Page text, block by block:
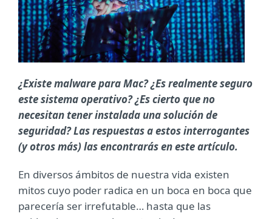
¿Existe malware para Mac? ¿Es realmente seguro
este sistema operativo? ¿Es cierto que no
necesitan tener instalada una solución de
seguridad? Las respuestas a estos interrogantes
(y otros más) las encontrarás en este artículo.
En diversos ámbitos de nuestra vida existen
mitos cuyo poder radica en un boca en boca que
parecería ser irrefutable… hasta que las